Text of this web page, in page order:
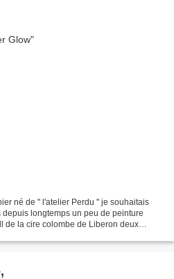
né de " l'atelier Perdu " je souhaitais
longtemps un peu de peinture
de la cire colombe de Liberon deux